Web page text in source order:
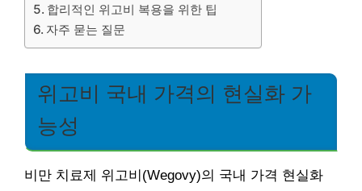
합리적인 위고비 복용을 위한 팁
자주 묻는 질문
위고비 국내 가격의 현실화 가
능성
비만 치료제 위고비(Wegovy)의 국내 가격 현실화